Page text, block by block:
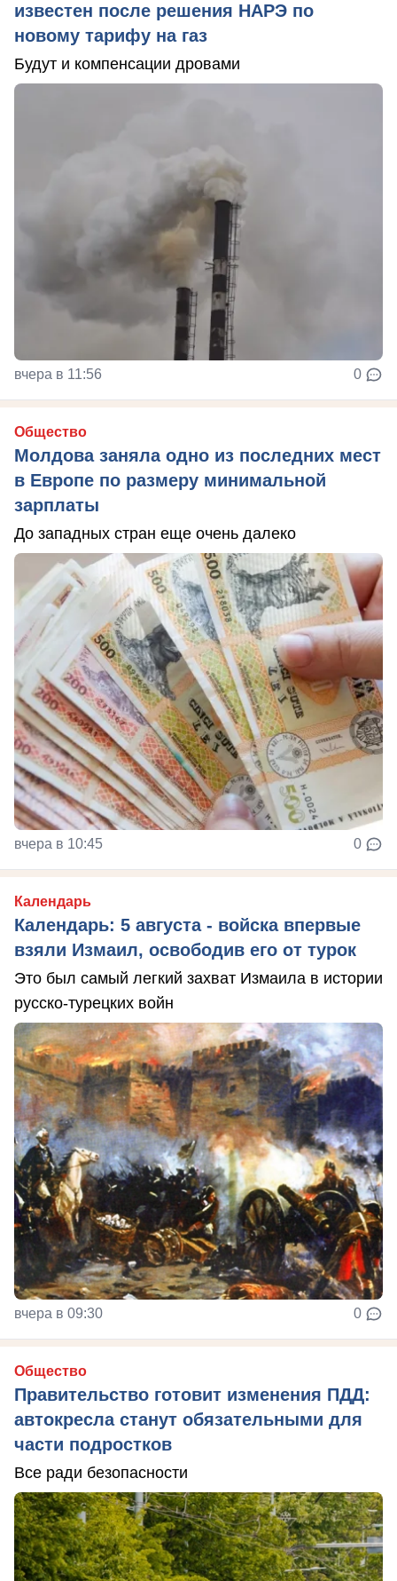
известен после решения НАРЭ по
новому тарифу на газ
Будут и компенсации дровами
вчера в 11:56 0
Общество
Молдова заняла одно из последних мест
в Европе по размеру минимальной
зарплаты
До западных стран еще очень далеко
вчера в 10:45 0
Календарь
Календарь: 5 августа - войска впервые
взяли Измаил, освободив его от турок
Это был самый легкий захват Измаила в истории
русско-турецких войн
вчера в 09:30 0
Общество
Правительство готовит изменения ПДД:
автокресла станут обязательными для
части подростков
Все ради безопасности